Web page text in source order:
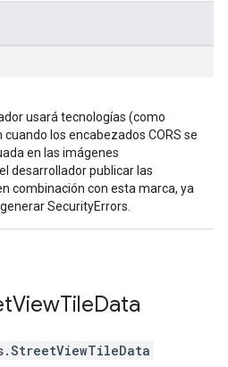
usará tecnologías (como
los encabezados CORS se
en las imágenes
desarrollador publicar las
combinación con esta marca, ya
SecurityErrors.
ViewTileData
.StreetViewTileData